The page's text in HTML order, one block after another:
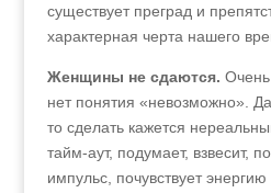
существует преград и
характерная черта нашего
Женщины не сдаются.
нет понятия «невозможно».
то сделать кажется
тайм-аут, подумает, взвесит,
импульс, почувствует